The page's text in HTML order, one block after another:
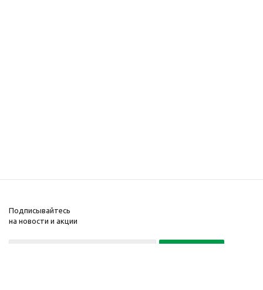
Подписывайтесь
на новости и акции